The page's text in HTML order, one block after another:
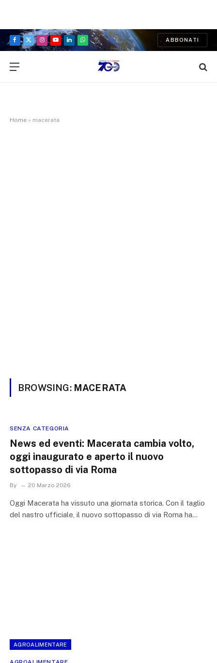
Facebook
X
Instagram
YouTubeLinkedInWhatsApp
ABBONATI
Home » macerata
BROWSING: MACERATA
SENZA CATEGORIA
News ed eventi: Macerata cambia volto,
oggi inaugurato e aperto il nuovo
sottopasso di via Roma
By 20 Marzo 2026
Oggi Macerata ha vissuto una giornata storica. Con il taglio
del nastro ufficiale, il nuovo sottopasso di via Roma ha…
AGROALIMENTARE